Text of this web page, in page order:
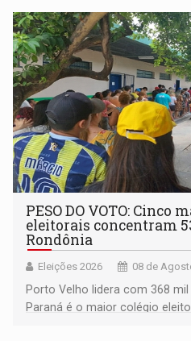
PESO DO VOTO: Cinco
eleitorais concentram
Rondônia
Eleições 2026 08 de
Porto Velho lidera com 368
Paraná é o maior colégio